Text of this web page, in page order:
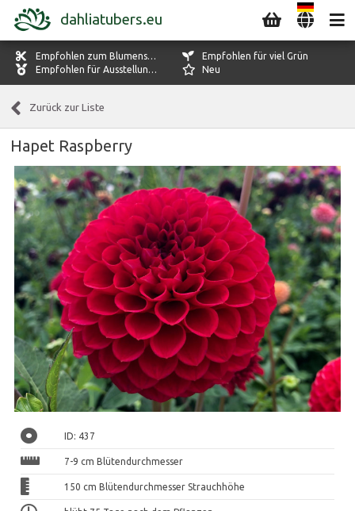
dahliatubers.eu
Empfohlen zum Blumenschneiden
Empfohlen für viel Grün
Empfohlen für Ausstellungen
Neu
Zurück zur Liste
Hapet Raspberry
ID: 437
7-9 cm Blütendurchmesser
150 cm Blütendurchmesser Strauchhöhe